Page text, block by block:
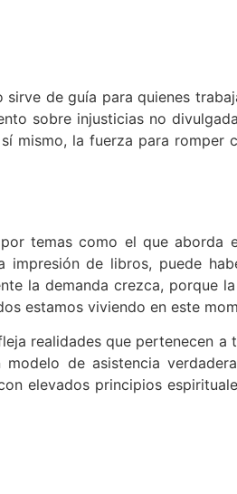
de guía para quienes
sobre injusticias no
mismo, la fuerza para romper
temas como el que aborda
impresión de libros, puede
la demanda crezca, porque
estamos viviendo en este
realidades que pertenecen a
de asistencia
elevados principios